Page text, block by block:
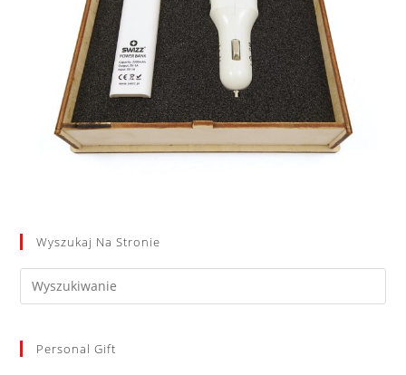
Wyszukaj Na Stronie
Personal Gift